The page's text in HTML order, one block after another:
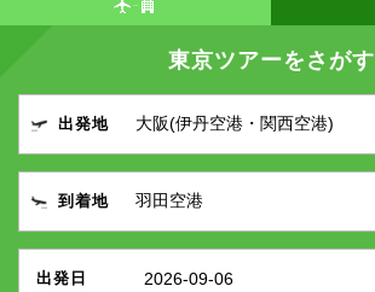
東京ツアーをさがす
出発地
到着地
出発日 2026-09-06